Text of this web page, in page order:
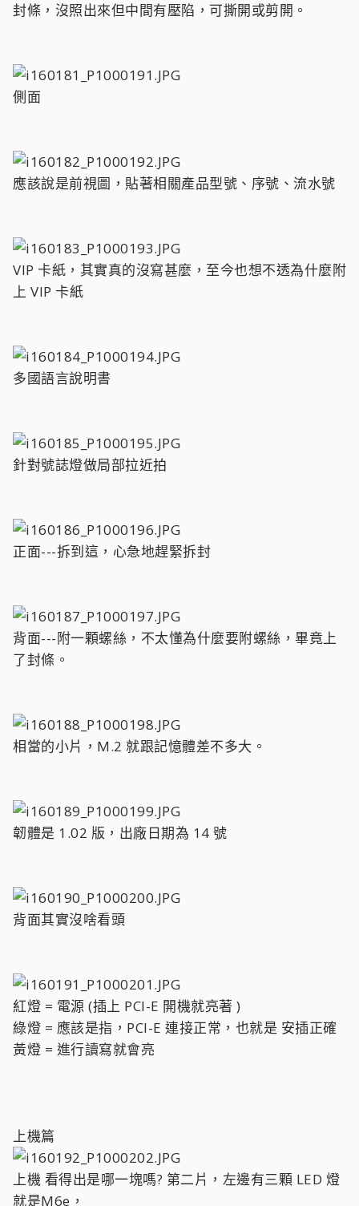
封條，沒照出來但中間有壓陷，可撕開或剪開。
側面
應該說是前視圖，貼著相關產品型號、序號、流水號
VIP 卡紙，其實真的沒寫甚麼，至今也想不透為什麼附
上 VIP 卡紙
多國語言說明書
針對號誌燈做局部拉近拍
正面---拆到這，心急地趕緊拆封
背面---附一顆螺絲，不太懂為什麼要附螺絲，畢竟上
了封條。
相當的小片，M.2 就跟記憶體差不多大。
韌體是 1.02 版，出廠日期為 14 號
背面其實沒啥看頭
紅燈 = 電源 (插上 PCI-E 開機就亮著 )
綠燈 = 應該是指，PCI-E 連接正常，也就是 安插正確
黃燈 = 進行讀寫就會亮
上機篇
上機 看得出是哪一塊嗎? 第二片，左邊有三顆 LED 燈
就是M6e，